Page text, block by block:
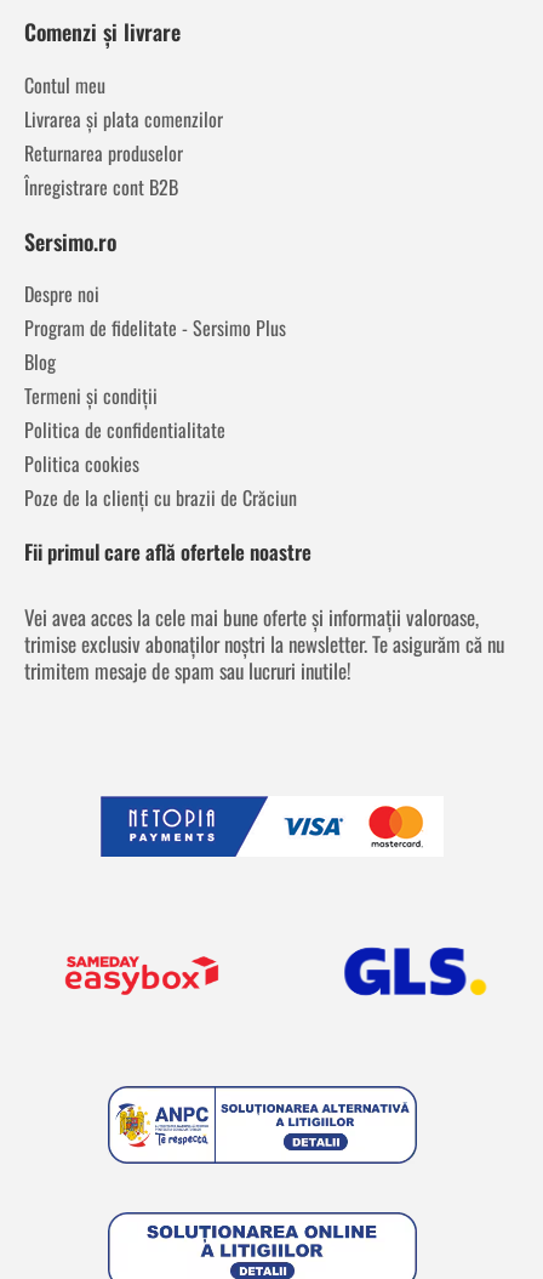
Comenzi și livrare
Contul meu
Livrarea și plata comenzilor
Returnarea produselor
Înregistrare cont B2B
Sersimo.ro
Despre noi
Program de fidelitate - Sersimo Plus
Blog
Termeni și condiții
Politica de confidentialitate
Politica cookies
Poze de la clienți cu brazii de Crăciun
Fii primul care află ofertele noastre
Vei avea acces la cele mai bune oferte și informații valoroase,
trimise exclusiv abonaților noștri la newsletter. Te asigurăm că nu
trimitem mesaje de spam sau lucruri inutile!